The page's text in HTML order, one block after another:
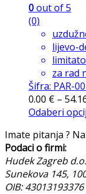
0out of 5
(0)
lijevo-
za rad
Šifra: PAR-
0.00 € –
Odaberi
Imate pitanja ?
Podaci o firmi:
Hudek Zagreb
Sunekova 145,
OIB: 43013193376